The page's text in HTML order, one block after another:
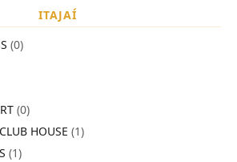
ITAJAÍ
(0)
(0)
HOUSE (1)
(1)